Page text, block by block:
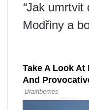
“Jak umrtvit
Modřiny a